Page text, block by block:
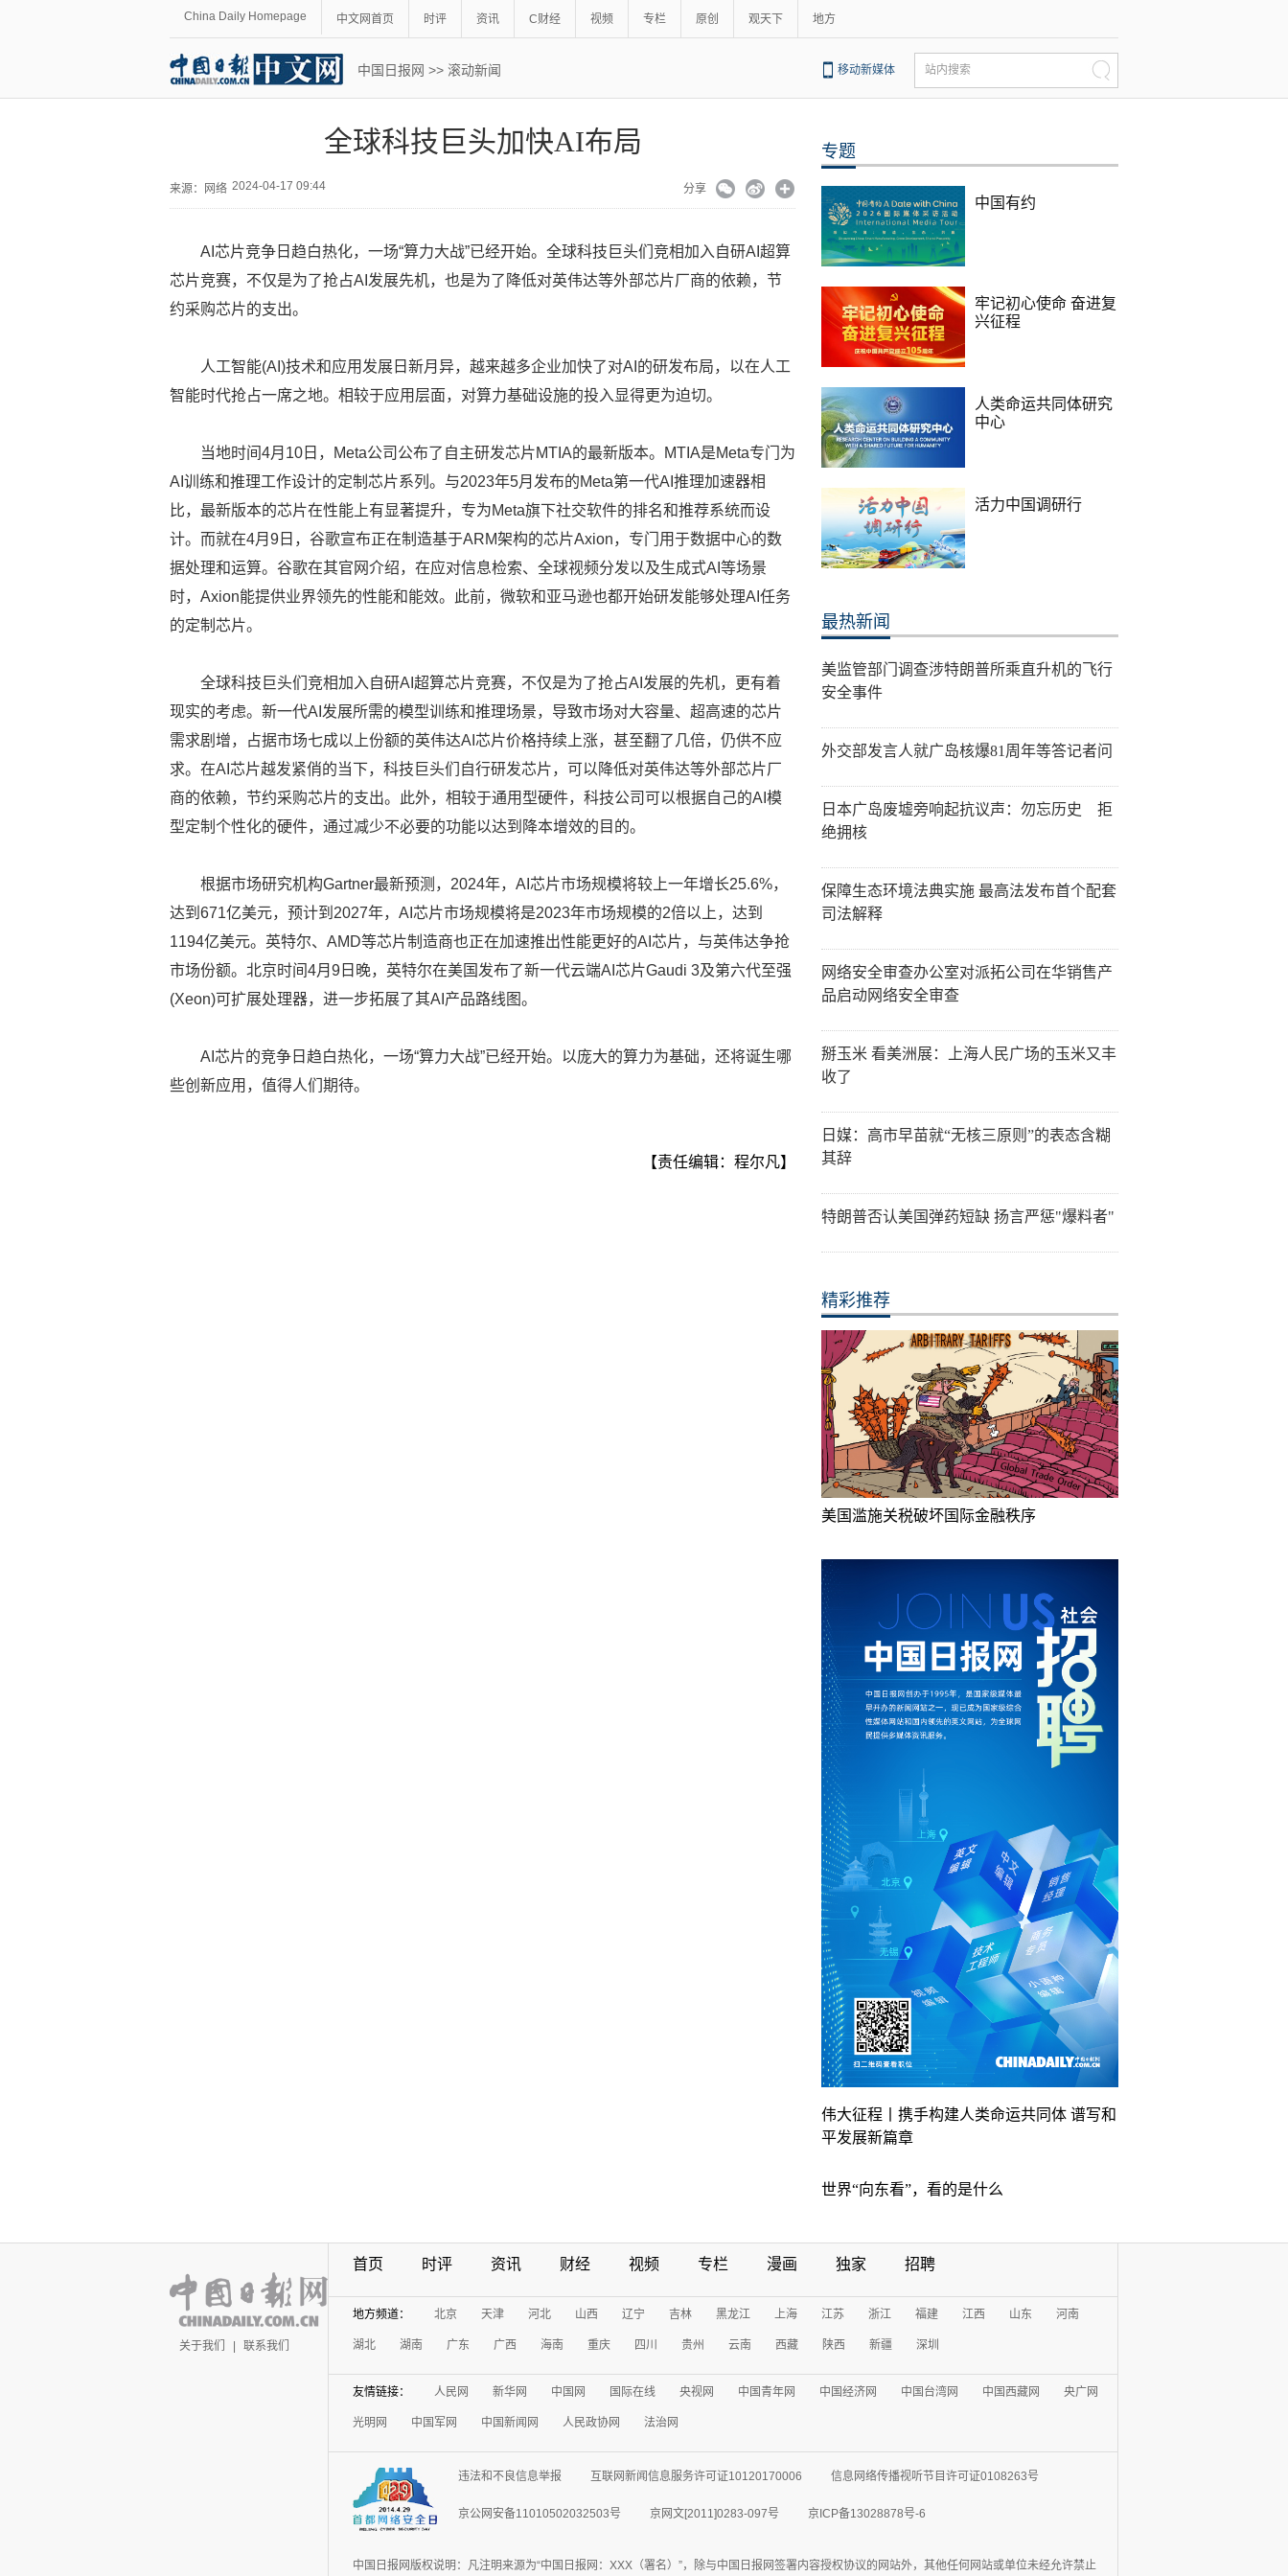
China Daily Homepage 中文网首页 时评 资讯 C财经 视频 专栏 原创 观天下 地方
中国日报网 >> 滚动新闻 移动新媒体 站内搜索
全球科技巨头加快AI布局
来源：网络 2024-04-17 09:44 分享
AI芯片竞争日趋白热化，一场“算力大战”已经开始。全球科技巨头们竞相加入自研AI超算
芯片竞赛，不仅是为了抢占AI发展先机，也是为了降低对英伟达等外部芯片厂商的依赖，节
约采购芯片的支出。
人工智能(AI)技术和应用发展日新月异，越来越多企业加快了对AI的研发布局，以在人工
智能时代抢占一席之地。相较于应用层面，对算力基础设施的投入显得更为迫切。
当地时间4月10日，Meta公司公布了自主研发芯片MTIA的最新版本。MTIA是Meta专门为
AI训练和推理工作设计的定制芯片系列。与2023年5月发布的Meta第一代AI推理加速器相
比，最新版本的芯片在性能上有显著提升，专为Meta旗下社交软件的排名和推荐系统而设
计。而就在4月9日，谷歌宣布正在制造基于ARM架构的芯片Axion，专门用于数据中心的数
据处理和运算。谷歌在其官网介绍，在应对信息检索、全球视频分发以及生成式AI等场景
时，Axion能提供业界领先的性能和能效。此前，微软和亚马逊也都开始研发能够处理AI任务
的定制芯片。
全球科技巨头们竞相加入自研AI超算芯片竞赛，不仅是为了抢占AI发展的先机，更有着
现实的考虑。新一代AI发展所需的模型训练和推理场景，导致市场对大容量、超高速的芯片
需求剧增，占据市场七成以上份额的英伟达AI芯片价格持续上涨，甚至翻了几倍，仍供不应
求。在AI芯片越发紧俏的当下，科技巨头们自行研发芯片，可以降低对英伟达等外部芯片厂
商的依赖，节约采购芯片的支出。此外，相较于通用型硬件，科技公司可以根据自己的AI模
型定制个性化的硬件，通过减少不必要的功能以达到降本增效的目的。
根据市场研究机构Gartner最新预测，2024年，AI芯片市场规模将较上一年增长25.6%，
达到671亿美元，预计到2027年，AI芯片市场规模将是2023年市场规模的2倍以上，达到
1194亿美元。英特尔、AMD等芯片制造商也正在加速推出性能更好的AI芯片，与英伟达争抢
市场份额。北京时间4月9日晚，英特尔在美国发布了新一代云端AI芯片Gaudi 3及第六代至强
(Xeon)可扩展处理器，进一步拓展了其AI产品路线图。
AI芯片的竞争日趋白热化，一场“算力大战”已经开始。以庞大的算力为基础，还将诞生哪
些创新应用，值得人们期待。
【责任编辑：程尔凡】
专题
中国有约
牢记初心使命 奋进复
兴征程
人类命运共同体研究
中心
活力中国调研行
最热新闻
美监管部门调查涉特朗普所乘直升机的飞行
安全事件
外交部发言人就广岛核爆81周年等答记者问
日本广岛废墟旁响起抗议声：勿忘历史 拒
绝拥核
保障生态环境法典实施 最高法发布首个配套
司法解释
网络安全审查办公室对派拓公司在华销售产
品启动网络安全审查
掰玉米 看美洲展：上海人民广场的玉米又丰
收了
日媒：高市早苗就“无核三原则”的表态含糊
其辞
特朗普否认美国弹药短缺 扬言严惩"爆料者"
精彩推荐
美国滥施关税破坏国际金融秩序
伟大征程丨携手构建人类命运共同体 谱写和
平发展新篇章
世界“向东看”，看的是什么
关于我们 联系我们
首页 时评 资讯 财经 视频 专栏 漫画 独家 招聘
地方频道： 北京 天津 河北 山西 辽宁 吉林 黑龙江 上海 江苏 浙江 福建 江西 山东 河南
湖北 湖南 广东 广西 海南 重庆 四川 贵州 云南 西藏 陕西 新疆 深圳
友情链接： 人民网 新华网 中国网 国际在线 央视网 中国青年网 中国经济网 中国台湾网 中国西藏网 央广网
光明网 中国军网 中国新闻网 人民政协网 法治网
违法和不良信息举报 互联网新闻信息服务许可证10120170006 信息网络传播视听节目许可证0108263号
京公网安备11010502032503号 京网文[2011]0283-097号 京ICP备13028878号-6
中国日报网版权说明：凡注明来源为“中国日报网：XXX（署名）”，除与中国日报网签署内容授权协议的网站外，其他任何网站或单位未经允许禁止